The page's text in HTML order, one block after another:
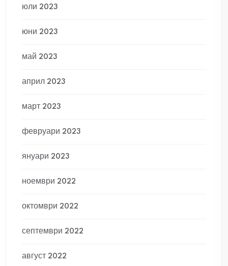
юли 2023
юни 2023
май 2023
април 2023
март 2023
февруари 2023
януари 2023
ноември 2022
октомври 2022
септември 2022
август 2022